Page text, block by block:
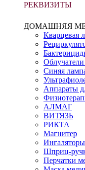
РЕКВИЗИТЫ
ДОМАШНЯЯ
Кварцевая
Синяя
Аппараты
АЛМАГ
ВИТЯЗЬ
РИКТА
Магнитер
Ингаляторы
Шприц-
Перчатки